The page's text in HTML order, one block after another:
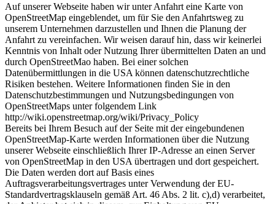
Auf unserer Webseite haben wir unter Anfahrt eine Karte von
OpenStreetMap eingeblendet, um für Sie den Anfahrtsweg zu
unserem Unternehmen darzustellen und Ihnen die Planung der
Anfahrt zu vereinfachen. Wir weisen darauf hin, dass wir keinerlei
Kenntnis von Inhalt oder Nutzung Ihrer übermittelten Daten an und
durch OpenStreetMao haben. Bei einer solchen
Datenübermittlungen in die USA können datenschutzrechtliche
Risiken bestehen. Weitere Informationen finden Sie in den
Datenschutzbestimmungen und Nutzungsbedingungen von
OpenStreetMaps unter folgendem Link
http://wiki.openstreetmap.org/wiki/Privacy_Policy
Bereits bei Ihrem Besuch auf der Seite mit der eingebundenen
OpenStreetMap-Karte werden Informationen über die Nutzung
unserer Webseite einschließlich Ihrer IP-Adresse an einen Server
von OpenStreetMap in den USA übertragen und dort gespeichert.
Die Daten werden dort auf Basis eines
Auftragsverarbeitungsvertrages unter Verwendung der EU-
Standardvertragsklauseln gemäß Art. 46 Abs. 2 lit. c),d) verarbeitet,